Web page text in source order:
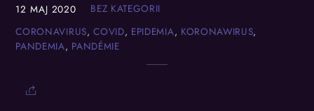
12 MAJ 2020
BEZ KATEGORII
CORONAVIRUS,COVID, EPIDEMIA, KORONAWIRUS,
PANDEMIA, PANDÉMIE